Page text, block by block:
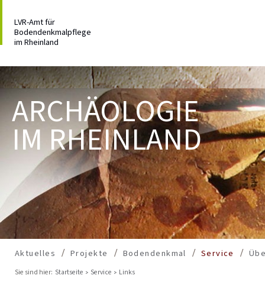
LVR-Amt für
Bodendenkmalpflege
im Rheinland
ARCHÄOLOGIE
IM RHEINLAND
Aktuelles Projekte Bodendenkmal Service
Sie sind hier: Startseite Service Links